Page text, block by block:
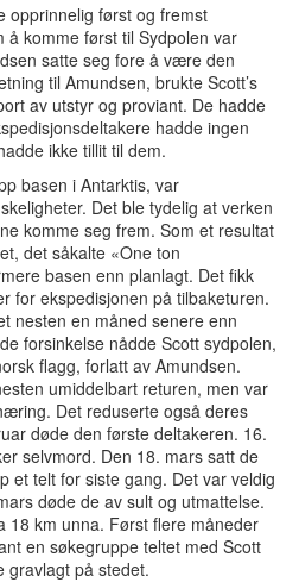
opprinnelig først og fremst
å komme først til Sydpolen var
satte seg fore å være den
til Amundsen, brukte Scott’s
av utstyr og proviant. De hadde
hadde ingen
ikke tillit til dem.
basen i Antarktis, var
Det ble tydelig at verken
komme seg frem. Som et resultat
det såkalte «One ton
basen enn planlagt. Det fikk
for ekspedisjonen på tilbaketuren.
nesten en måned senere enn
forsinkelse nådde Scott sydpolen,
flagg, forlatt av Amundsen.
umiddelbart returen, men var
Det reduserte også deres
døde den første deltakeren. 16.
selvmord. Den 18. mars satt de
et telt for siste gang. Det var veldig
døde de av sult og utmattelse.
18 km unna. Først flere måneder
en søkegruppe teltet med Scott
gravlagt på stedet.